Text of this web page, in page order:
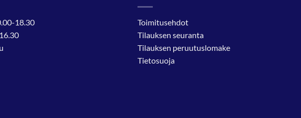
18.30
Toimitusehdot
Tilauksen seuranta
Tilauksen peruutuslomake
Tietosuoja